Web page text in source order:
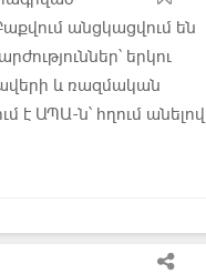
անցկացվում են
երկու
և ռազմական
է ԱՊԱ-ն՝ հղում անելով